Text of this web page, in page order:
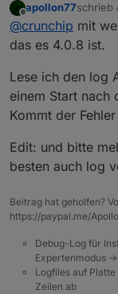
habe
2022-
2022-
2022-
2022-
at
at
2022-
2022-
apollon77schrieb
zuletzt
@crunchip mit
das es 4.0.8 ist.
Lese ich den log
einem Start nach
Kommt der
Edit: und bitte
besten auch log
Beitrag hat geholfen?
https://paypal.me/
Debug-Log für
Expertenmodus -
Logfiles auf
Zeilen ab